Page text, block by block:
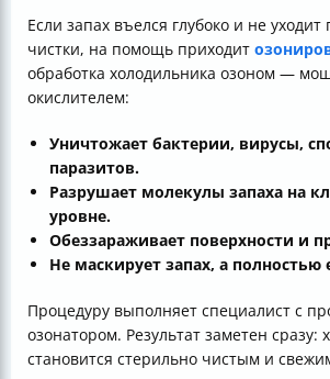
Если запах въелся глубоко и не
чистки, на помощь приходит
обработка холодильника озоном —
окислителем:
Уничтожает бактерии, вирусы,
паразитов.
Разрушает молекулы запаха на
уровне.
Обеззараживает поверхности и
Не маскирует запах, а полностью
Процедуру выполняет специалист с
озонатором. Результат заметен сразу:
становится стерильно чистым и